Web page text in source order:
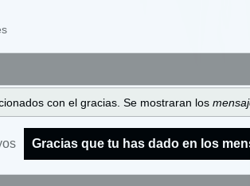
con el gracias. Se mostraran los
Gracias que tu has dado en los